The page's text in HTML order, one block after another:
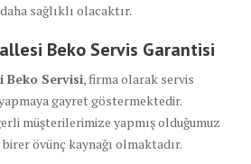
sağlıklı olacaktır.
Beko Servis Garantisi
Beko Servisi, firma olarak servis
gayret göstermektedir.
müşterilerimize yapmış olduğumuz
övünç kaynağı olmaktadır.